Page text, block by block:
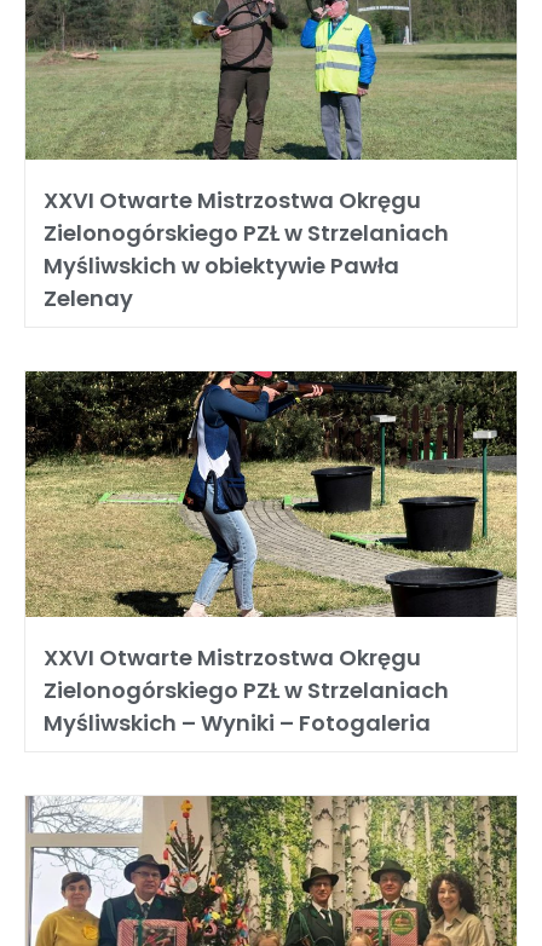
XXVI Otwarte Mistrzostwa Okręgu
Zielonogórskiego PZŁ w Strzelaniach
Myśliwskich w obiektywie Pawła
Zelenay
XXVI Otwarte Mistrzostwa Okręgu
Zielonogórskiego PZŁ w Strzelaniach
Myśliwskich – Wyniki – Fotogaleria